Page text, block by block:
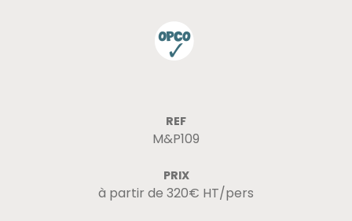
REF
M&P109
PRIX
à partir de 320€ HT/pers